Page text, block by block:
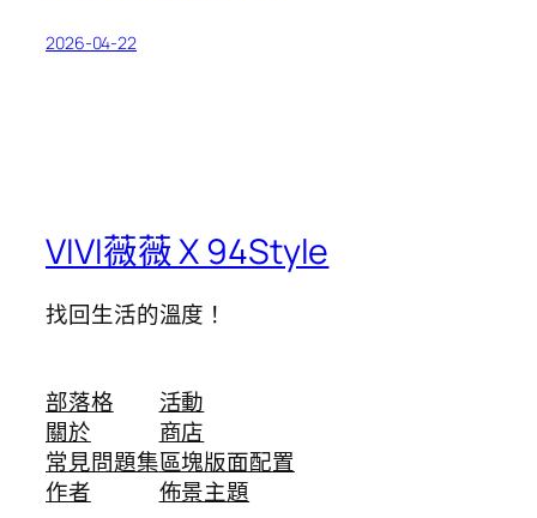
2026-04-22
VIVI薇薇 X 94Style
找回生活的溫度！
部落格
關於
常見問題集
作者
活動
商店
區塊版面配置
佈景主題